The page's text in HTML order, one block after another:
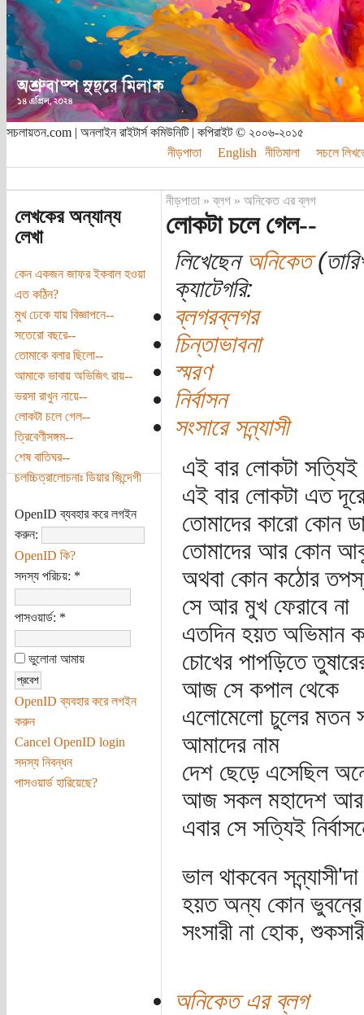
সচলায়তন.com | অনলাইন রাইটার্স কমিউনিটি | কপিরাইট © ২০০৬-২০১৫
নীড়পাতা
English নীতিমালা সচলে
লেখকের অন্যান্য
লেখা
কেন একজন জাফর ইকবাল হওয়া
এত কঠিন?
মুখ ঢেকে যায় বিজ্ঞাপনে--
সতেরো বছরে--
তোমাকে বলার ছিলো--
আমাকে ভাবায় অভিজিৎ রায়--
ভরসা রাখুন নায়ে--
লোকটা চলে গেল--
ত্রিবেণীসঙ্গম--
শেষ বাতিঘর--
চলচ্চিত্রালোচনাঃ ডিয়ার জিন্দেগী
OpenID ব্যবহার করে লগইন
করুন:
OpenID কি?
সদস্য পরিচয়: *
পাসওয়ার্ড: *
ভুলোনা আমায়
OpenID ব্যবহার করে লগইন
করুন
Cancel OpenID login
সদস্য নিবন্ধন
পাসওয়ার্ড হারিয়েছে?
নীড়পাতা»ব্লগ» অনিকেত এর ব্লগ
লোকটা চলে গেল--
লিখেছেন অনিকেত
ক্যাটেগরি:
ব্লগরব্লগর
চিন্তাভাবনা
স্মরণ
নির্বাসন
সংসারে সন্ন্যাসী
এই বার লোকটা সত্যিই
এই বার লোকটা এত
তোমাদের কারো কোন
তোমাদের আর কোন
অথবা কোন কঠোর
সে আর মুখ ফেরাবে না
এতদিন হয়ত অভিমান
চোখের পাপড়িতে
আজ সে কপাল থেকে
এলোমেলো চুলের মতন
আমাদের নাম
দেশ ছেড়ে এসেছিল
আজ সকল মহাদেশ আর
এবার সে সত্যিই
ভাল থাকবেন সন্ন্যাসী'দা
হয়ত অন্য কোন ভুবনে্র
সংসারী না হোক,
অনিকেত এর ব্লগ